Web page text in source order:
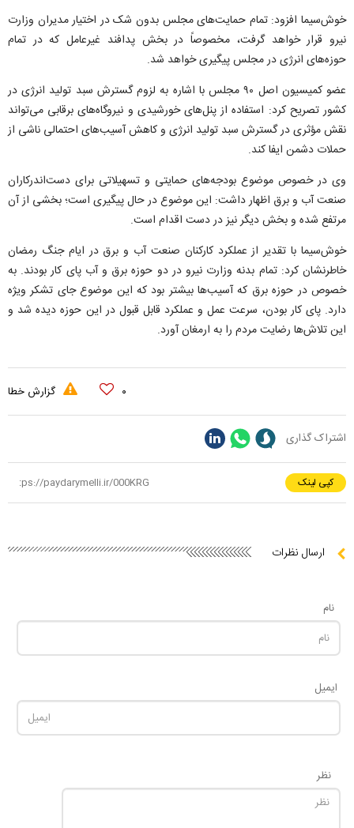
خوش‌سیما افزود: تمام حمایت‌های مجلس بدون شک در اختیار مدیران وزارت
نیرو قرار خواهد گرفت، مخصوصاً در بخش پدافند غیرعامل که در تمام
حوزه‌های انرژی در مجلس پیگیری خواهد شد.
عضو کمیسیون اصل ۹۰ مجلس با اشاره به لزوم گسترش سبد تولید انرژی در
کشور تصریح کرد: استفاده از پنل‌های خورشیدی و نیروگاه‌های برقابی می‌تواند
نقش مؤثری در گسترش سبد تولید انرژی و کاهش آسیب‌های احتمالی ناشی از
حملات دشمن ایفا کند.
وی در خصوص موضوع بودجه‌های حمایتی و تسهیلاتی برای دست‌اندرکاران
صنعت آب و برق اظهار داشت: این موضوع در حال پیگیری است؛ بخشی از آن
مرتفع شده و بخش دیگر نیز در دست اقدام است.
خوش‌سیما با تقدیر از عملکرد کارکنان صنعت آب و برق در ایام جنگ رمضان
خاطرنشان کرد: تمام بدنه وزارت نیرو در دو حوزه برق و آب پای کار بودند. به
خصوص در حوزه برق که آسیب‌ها بیشتر بود که این موضوع جای تشکر ویژه
دارد. پای کار بودن، سرعت عمل و عملکرد قابل قبول در این حوزه دیده شد و
این تلاش‌ها رضایت مردم را به ارمغان آورد.
۰ گزارش خطا
اشتراک گذاری
کپی لینک
ارسال نظرات
نام
ایمیل
نظر